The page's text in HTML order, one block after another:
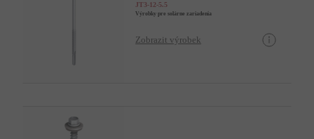
JT3-12-5.5
Výrobky pre solárne zariadenia
Zobrazit výrobek